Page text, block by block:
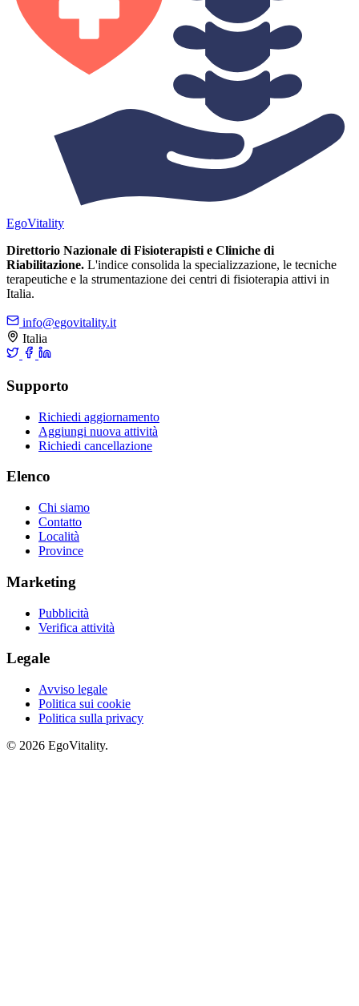
EgoVitality
Direttorio Nazionale di Fisioterapisti e Cliniche di
Riabilitazione. L'indice consolida la specializzazione, le tecniche
terapeutiche e la strumentazione dei centri di fisioterapia attivi in
Italia.
info@egovitality.it
Italia
Supporto
Richiedi aggiornamento
Aggiungi nuova attività
Richiedi cancellazione
Elenco
Chi siamo
Contatto
Località
Province
Marketing
Pubblicità
Verifica attività
Legale
Avviso legale
Politica sui cookie
Politica sulla privacy
© 2026 EgoVitality.